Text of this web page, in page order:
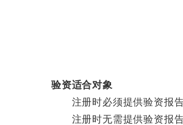
验资适合对象
注册时必须提供验资报告
注册时无需提供验资报告